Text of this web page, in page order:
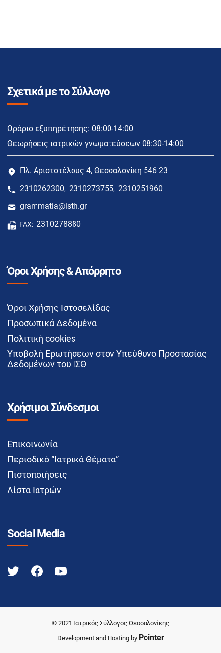
Σχετικά με το Σύλλογο
Ωράριο εξυπηρέτησης: 08:00-14:00
Θεωρήσεις ιατρικών γνωματεύσεων 08:30-14:00
Πλ. Αριστοτέλους 4, Θεσσαλονίκη 546 23
2310262300, 2310273755, 2310251960
grammatia@isth.gr
FAX: 2310278880
Όροι Χρήσης & Απόρρητο
Όροι Χρήσης Ιστοσελίδας
Προσωπικά Δεδομένα
Πολιτική cookies
Υποβολή Ερωτήσεων στον Υπεύθυνο Προστασίας
Δεδομένων του ΙΣΘ
Χρήσιμοι Σύνδεσμοι
Επικοινωνία
Περιοδικό “Ιατρικά Θέματα”
Πιστοποιήσεις
Λίστα Ιατρών
Social Media
© 2021 Ιατρικός Σύλλογος Θεσσαλονίκης
Development and Hosting by Pointer